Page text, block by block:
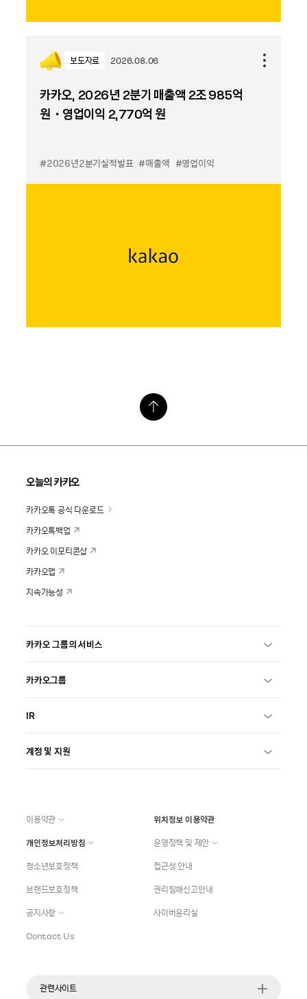
보도자료 2026.08.06
카카오, 2026년 2분기 매출액 2조 985억
원・영업이익 2,770억 원
#2026년2분기실적발표 #매출액 #영업이익
오늘의 카카오
카카오톡 공식 다운로드
카카오톡백업
카카오 이모티콘샵
카카오맵
지속가능성
카카오 그룹의 서비스
카카오그룹
IR
계정 및 지원
이용약관
위치정보 이용약관
개인정보처리방침
운영정책 및 제안
청소년보호정책
접근성 안내
브랜드보호정책
권리침해신고안내
공지사항
사이버윤리실
Contact Us
관련사이트